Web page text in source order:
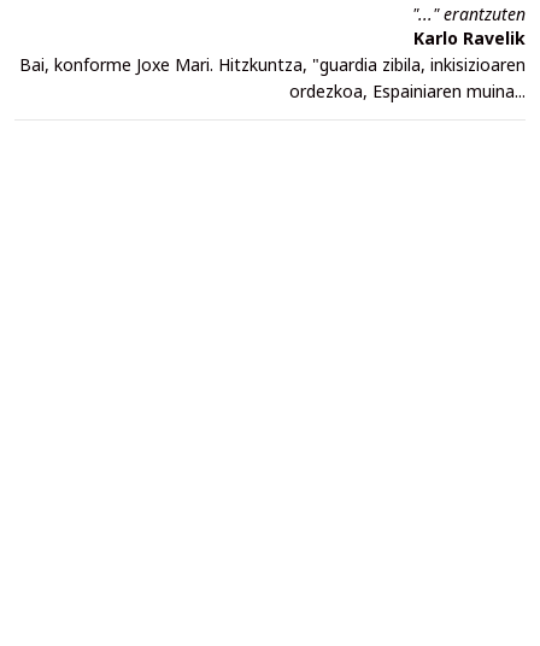
"..." erantzuten
Karlo Ravelik
Bai, konforme Joxe Mari. Hitzkuntza, "guardia zibila, inkisizioaren
ordezkoa, Espainiaren muina...